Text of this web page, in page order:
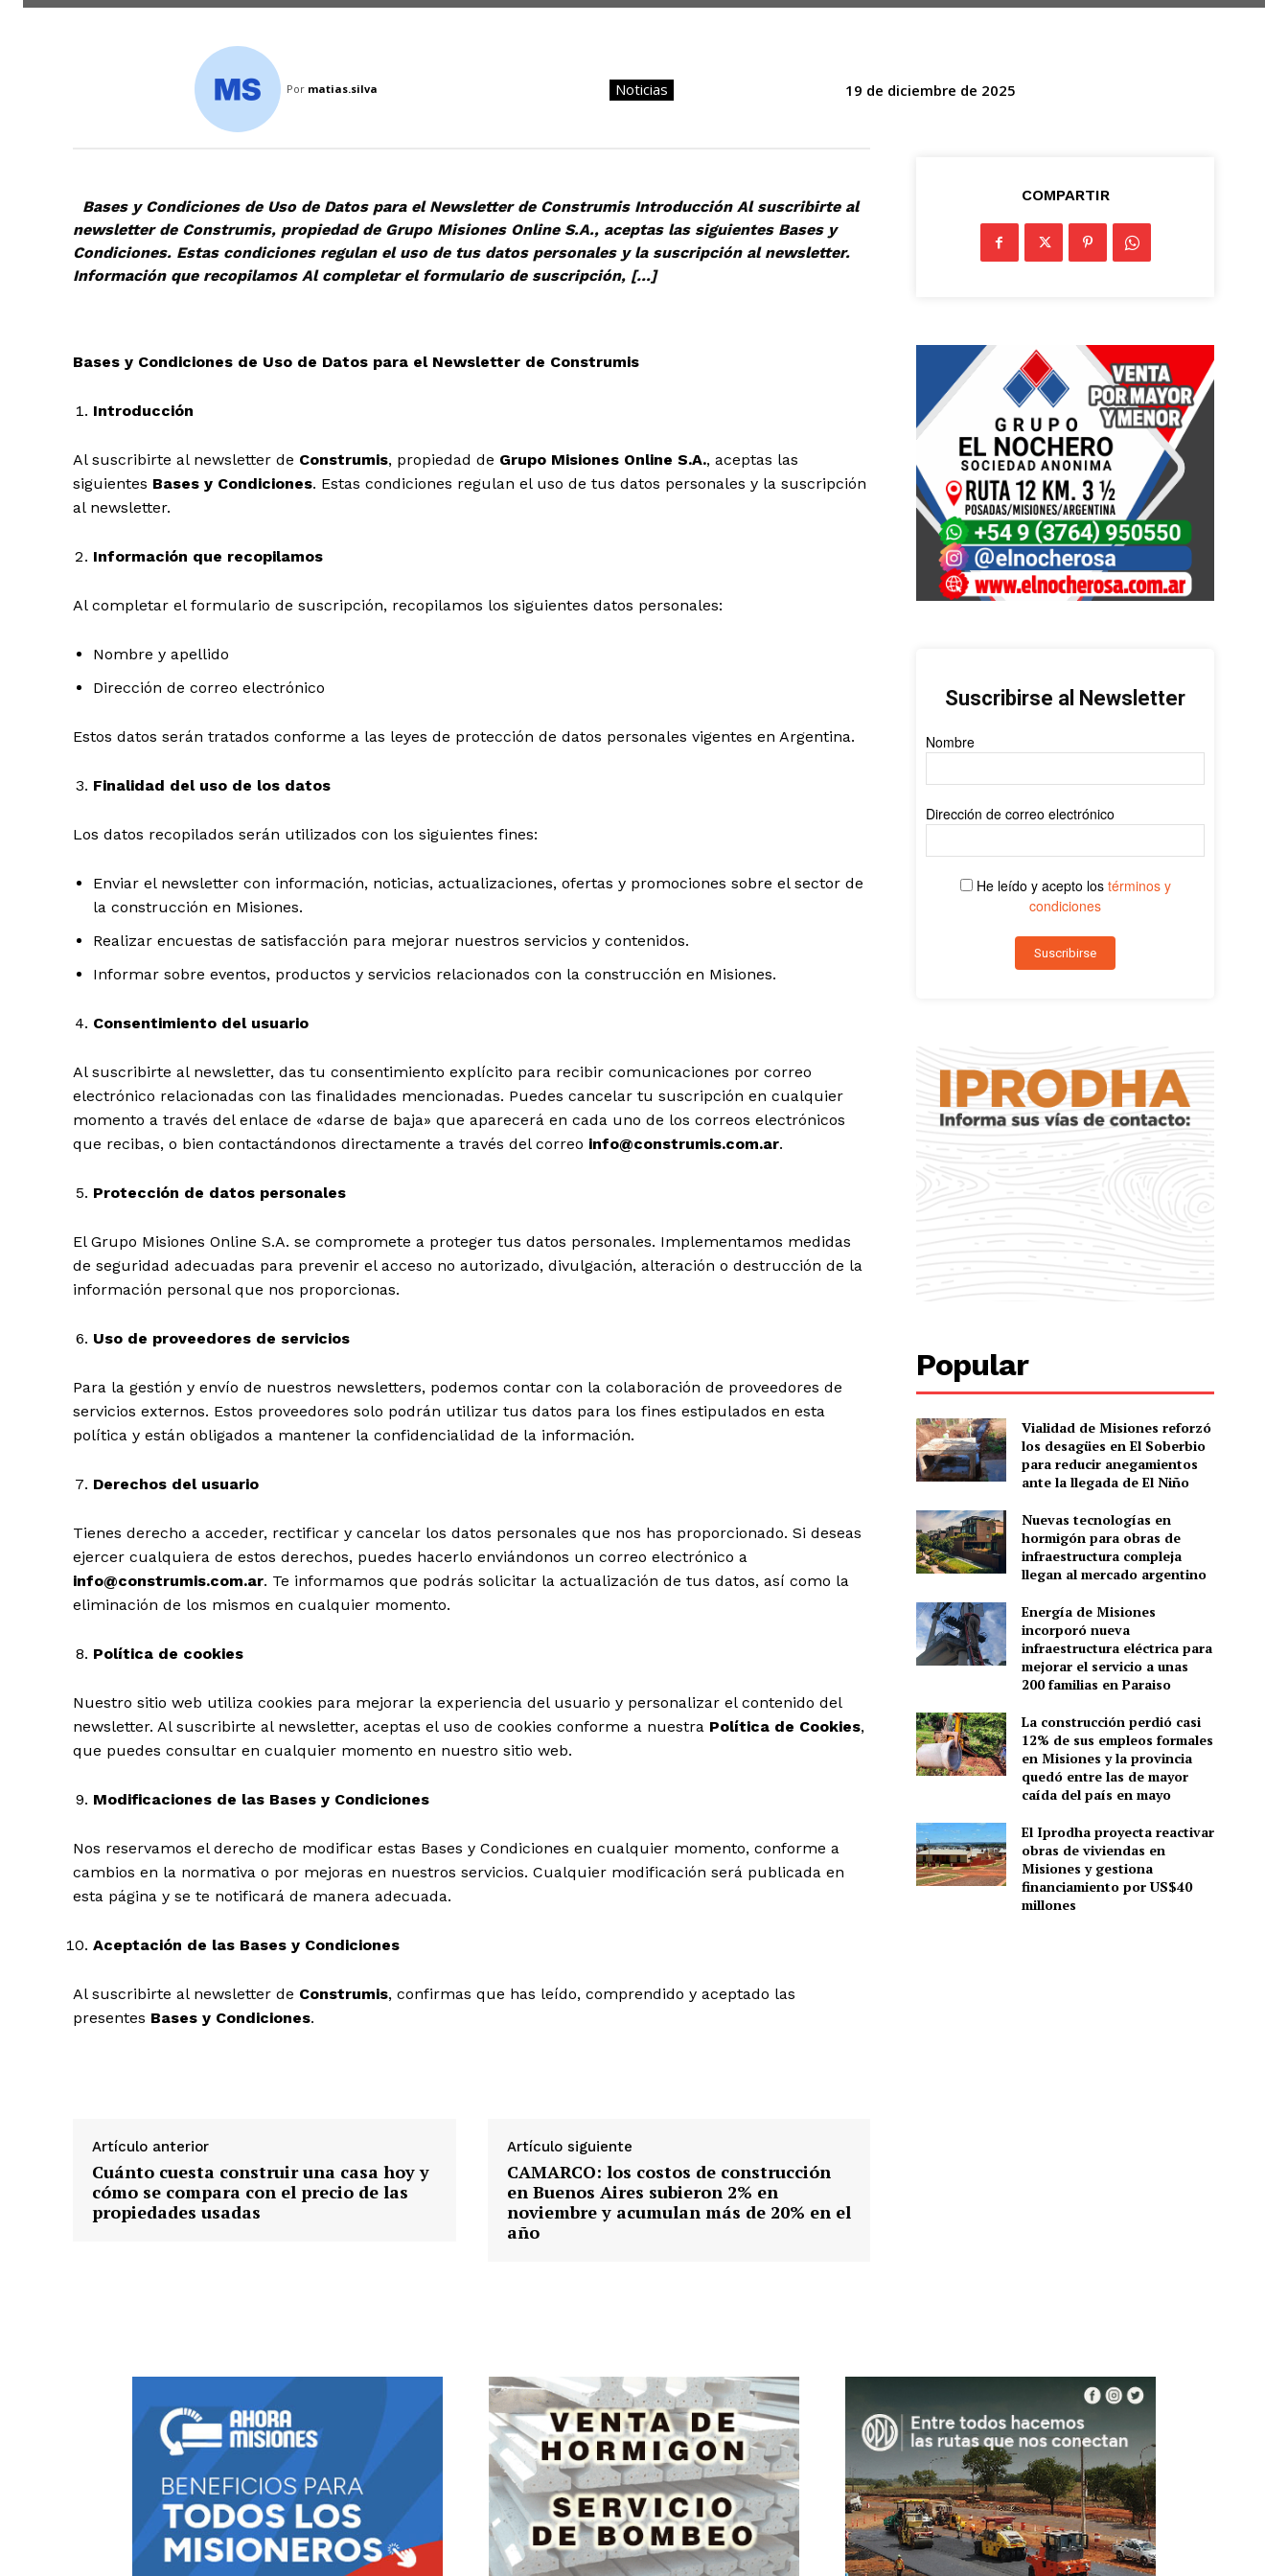
Por matias.silva Noticias 19 de diciembre de 2025
Bases y Condiciones de Uso de Datos para el Newsletter de Construmis Introducción Al suscribirte al
newsletter de Construmis, propiedad de Grupo Misiones Online S.A., aceptas las siguientes Bases y
Condiciones. Estas condiciones regulan el uso de tus datos personales y la suscripción al newsletter.
Información que recopilamos Al completar el formulario de suscripción, […]
Bases y Condiciones de Uso de Datos para el Newsletter de Construmis
Introducción
Al suscribirte al newsletter de Construmis, propiedad de Grupo Misiones Online S.A., aceptas las
siguientes Bases y Condiciones. Estas condiciones regulan el uso de tus datos personales y la suscripción
al newsletter.
Información que recopilamos
Al completar el formulario de suscripción, recopilamos los siguientes datos personales:
Nombre y apellido
Dirección de correo electrónico
Estos datos serán tratados conforme a las leyes de protección de datos personales vigentes en Argentina.
Finalidad del uso de los datos
Los datos recopilados serán utilizados con los siguientes fines:
Enviar el newsletter con información, noticias, actualizaciones, ofertas y promociones sobre el sector de
la construcción en Misiones.
Realizar encuestas de satisfacción para mejorar nuestros servicios y contenidos.
Informar sobre eventos, productos y servicios relacionados con la construcción en Misiones.
Consentimiento del usuario
Al suscribirte al newsletter, das tu consentimiento explícito para recibir comunicaciones por correo
electrónico relacionadas con las finalidades mencionadas. Puedes cancelar tu suscripción en cualquier
momento a través del enlace de «darse de baja» que aparecerá en cada uno de los correos electrónicos
que recibas, o bien contactándonos directamente a través del correo info@construmis.com.ar.
Protección de datos personales
El Grupo Misiones Online S.A. se compromete a proteger tus datos personales. Implementamos medidas
de seguridad adecuadas para prevenir el acceso no autorizado, divulgación, alteración o destrucción de la
información personal que nos proporcionas.
Uso de proveedores de servicios
Para la gestión y envío de nuestros newsletters, podemos contar con la colaboración de proveedores de
servicios externos. Estos proveedores solo podrán utilizar tus datos para los fines estipulados en esta
política y están obligados a mantener la confidencialidad de la información.
Derechos del usuario
Tienes derecho a acceder, rectificar y cancelar los datos personales que nos has proporcionado. Si deseas
ejercer cualquiera de estos derechos, puedes hacerlo enviándonos un correo electrónico a
info@construmis.com.ar. Te informamos que podrás solicitar la actualización de tus datos, así como la
eliminación de los mismos en cualquier momento.
Política de cookies
Nuestro sitio web utiliza cookies para mejorar la experiencia del usuario y personalizar el contenido del
newsletter. Al suscribirte al newsletter, aceptas el uso de cookies conforme a nuestra Política de Cookies,
que puedes consultar en cualquier momento en nuestro sitio web.
Modificaciones de las Bases y Condiciones
Nos reservamos el derecho de modificar estas Bases y Condiciones en cualquier momento, conforme a
cambios en la normativa o por mejoras en nuestros servicios. Cualquier modificación será publicada en
esta página y se te notificará de manera adecuada.
Aceptación de las Bases y Condiciones
Al suscribirte al newsletter de Construmis, confirmas que has leído, comprendido y aceptado las
presentes Bases y Condiciones.
Artículo anterior
Cuánto cuesta construir una casa hoy y
cómo se compara con el precio de las
propiedades usadas
Artículo siguiente
CAMARCO: los costos de construcción
en Buenos Aires subieron 2% en
noviembre y acumulan más de 20% en el
año
COMPARTIR
Suscribirse al Newsletter
Nombre
Dirección de correo electrónico
He leído y acepto los términos y
condiciones
Popular
Vialidad de Misiones reforzó
los desagües en El Soberbio
para reducir anegamientos
ante la llegada de El Niño
Nuevas tecnologías en
hormigón para obras de
infraestructura compleja
llegan al mercado argentino
Energía de Misiones
incorporó nueva
infraestructura eléctrica para
mejorar el servicio a unas
200 familias en Paraiso
La construcción perdió casi
12% de sus empleos formales
en Misiones y la provincia
quedó entre las de mayor
caída del país en mayo
El Iprodha proyecta reactivar
obras de viviendas en
Misiones y gestiona
financiamiento por US$40
millones